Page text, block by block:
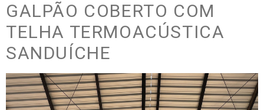
GALPÃO COBERTO COM
TELHA TERMOACÚSTICA
SANDUÍCHE